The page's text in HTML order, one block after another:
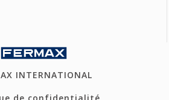
INTERNATIONAL